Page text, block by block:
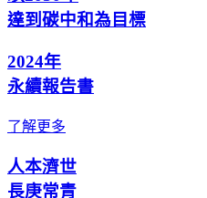
達到碳中和為目標
2024年
永續報告書
了解更多
人本濟世
長庚常青